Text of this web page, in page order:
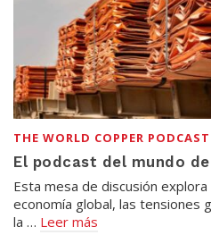
THE WORLD COPPER PODCAST
El podcast del mundo
Esta mesa de discusión
economía global, las tensiones
la … Leer más